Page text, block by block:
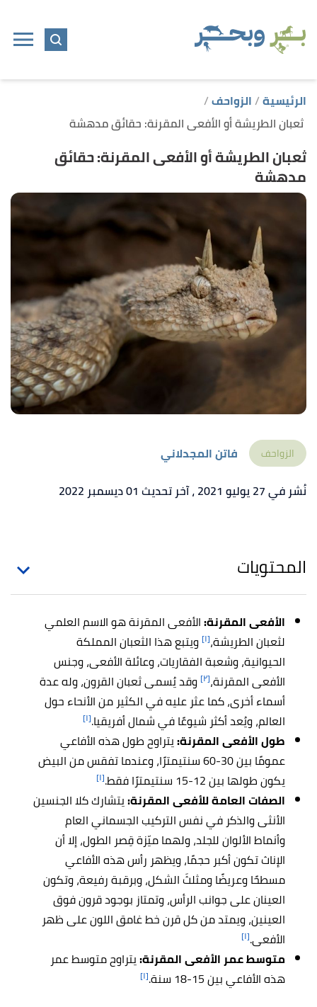
الرئيسية الزواحف
ثعبان الطريشة أو الأفعى المقرنة: حقائق مدهشة
ثعبان الطريشة أو الأفعى المقرنة: حقائق
مدهشة
الزواحف
فاتن المجدلاني
نُشر في 27 يوليو 2021
، آخر تحديث 01 ديسمبر 2022
المحتويات
الأفعى المقرنة:الأفعى المقرنة هو الاسم العلمي
لثعبان الطريشة،[١] ويتبع هذا الثعبان المملكة
الحيوانية، وشعبة الفقاريات، وعائلة الأفعى، وجنس
الأفعى المقرنة،[٢]
وقد يُسمى ثعبان القرون، وله عدة
أسماء أخرى، كما عثر عليه في الكثير من الأنحاء حول
العالم، ويُعد أكثر شيوعًا في شمال أفريقيا.[١]
طول الأفعى المقرنة:يتراوح طول هذه الأفاعي
عمومًا بين 30-60 سنتيمترًا، وعندما تفقس من البيض
يكون طولها بين 12-15 سنتيمترًا فقط.
[١]
الصفات العامة للأفعى المقرنة:يتشارك كلا الجنسين
الأنثى والذكر في نفس التركيب الجسماني العام
وأنماط الألوان للجلد، ولهما ميّزة قِصر الطول، إلا أن
الإناث تكون أكبر حجمًا، ويظهر رأس هذه الأفاعي
مسطحًا وعريضًا ومثلثَ الشكل، وبرقبة رفيعة، وتكون
العينان على جوانب الرأس، وتمتاز بوجود قرون فوق
العينين، ويمتد من كل قرن خط غامق اللون على ظهر
الأفعى.[١]
متوسط عمر الأفعى المقرنة:يتراوح متوسط عمر
هذه الأفاعي بين 15-18 سنة.
[١]